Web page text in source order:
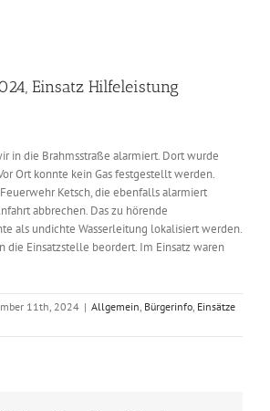
Einsatz Hilfeleistung
in die Brahmsstraße alarmiert. Dort wurde
Ort konnte kein Gas festgestellt werden.
Ketsch, die ebenfalls alarmiert
abbrechen. Das zu hörende
als undichte Wasserleitung lokalisiert werden.
die Einsatzstelle beordert. Im Einsatz waren
11th, 2024 | Allgemein, Bürgerinfo, Einsätze